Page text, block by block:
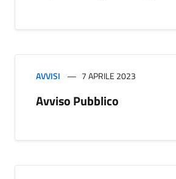
AVVISI 7 APRILE 2023
Avviso Pubblico